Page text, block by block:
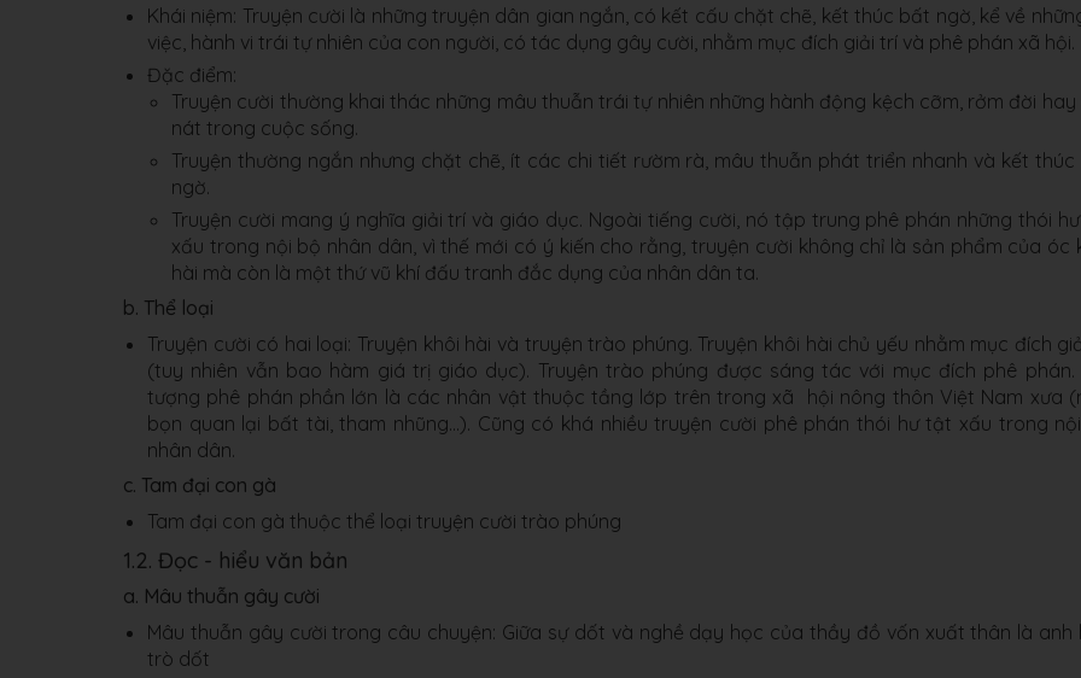
Khái niệm: Truyện cười là những truyện dân gian ngắn, có kết cấu chặt chẽ, kết thúc bất ngờ, kể về
việc, hành vi trái tự nhiên của con người, có tác dụng gây cười, nhằm mục đích giải trí và phê phán xã hội.
Đặc điểm:
Truyện cười thường khai thác những mâu thuẫn trái tự nhiên những hành động kệch cỡm, rởm đời
nát trong cuộc sống.
Truyện thường ngắn nhưng chặt chẽ, ít các chi tiết rườm rà, mâu thuẫn phát triển nhanh và kết
ngờ.
Truyện cười mang ý nghĩa giải trí và giáo dục. Ngoài tiếng cười, nó tập trung phê phán những thói
xấu trong nội bộ nhân dân, vì thế mới có ý kiến cho rằng, truyện cười không chỉ là sản phẩm của óc
hài mà còn là một thứ vũ khí đấu tranh đắc dụng của nhân dân ta.
b. Thể loại
Truyện cười có hai loại: Truyện khôi hài và truyện trào phúng. Truyện khôi hài chủ yếu nhằm mục đích
(tuy nhiên vẫn bao hàm giá trị giáo dục). Truyện trào phúng được sáng tác với mục đích phê
tượng phê phán phần lớn là các nhân vật thuộc tầng lớp trên trong xã hội nông thôn Việt Nam xưa
bọn quan lại bất tài, tham nhũng…). Cũng có khá nhiều truyện cười phê phán thói hư tật xấu trong
nhân dân.
c. Tam đại con gà
Tam đại con gà thuộc thể loại truyện cười trào phúng
1.2. Đọc - hiểu văn bản
a. Mâu thuẫn gây cười
Mâu thuẫn gây cười trong câu chuyện: Giữa sự dốt và nghề dạy học của thầy đồ vốn xuất thân là anh
trò dốt